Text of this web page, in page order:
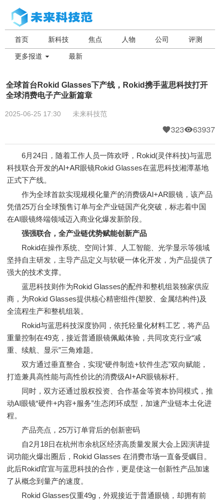
首页 新科技 焦点 人物 公司 评测
更多报道 最新
全球首台Rokid Glasses下产线，Rokid携手蓝思科技打开
全球消费电子产业新篇章
2025-06-25 17:30 未来科技范
323 63937
6月24日，随着工作人员一阵欢呼，Rokid(灵伴科技)与蓝思
科技联合开发的AI+AR眼镜Rokid Glasses在蓝思科技湘潭基地
正式下产线。
作为全球首款实现规模化量产的消费级AI+AR眼镜，该产品
凭借25万台全球预售订单与全产业链国产化突破，标志着中国
在AI眼镜终端领域迈入商业化爆发新阶段。
强强联合，全产业链优势赋能创新产品
Rokid在操作系统、空间计算、人工智能、光学显示等领域
坚持自主研发，主导产品定义与软硬一体化开发，为产品提供了
强大的技术支撑。
蓝思科技则作为Rokid Glasses的配件和整机组装独家供应
商，为Rokid Glasses提供核心精密组件(塑胶、金属结构件)及
全流程生产和整机组装。
Rokid与蓝思科技深度协同，依托轻量化材料工艺，将产品
重量控制在49克，接近普通眼镜佩戴体验，共同攻克行业“减
重、续航、显示”三角难题。
双方通过垂直整合，实现“硬件制造+软件生态”双向赋能，
打造兼具高性能与高性价比的消费级AI+AR眼镜标杆。
同时，双方还通过股权投资、合作基金等资本协同模式，推
动AI眼镜“硬件+内容+服务”生态闭环成型，加速产业链本土化进
程。
产品亮点，25万订单背后的创新密码
自2月18日在杭州市余杭区经济高质量发展大会上因演讲提
词功能火爆出圈后，Rokid Glasses 在消费市场一直备受瞩目。
此后Rokid官宣与蓝思科技的合作，更是使这一创新性产品加速
了从概念到量产的速度。
Rokid Glasses仅重49g，外观接近于普通眼镜，却拥有前